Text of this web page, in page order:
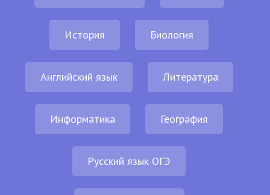
История Биология
Английский язык Литература
Информатика География
Русский язык ОГЭ